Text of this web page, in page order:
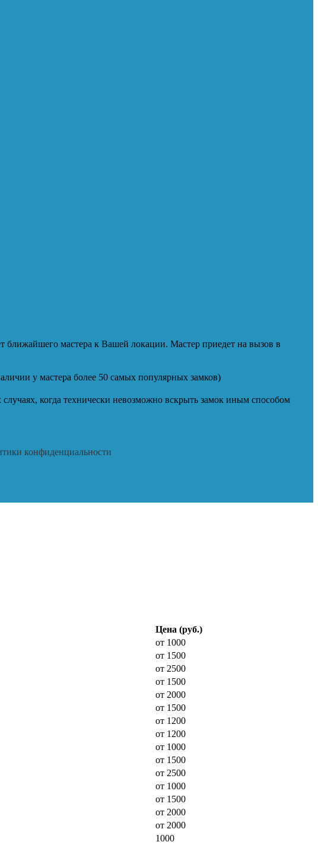
ближайшего мастера к Вашей локации. Мастер приедет на вызов в
у мастера более 50 самых популярных замков)
когда технически невозможно вскрыть замок иным способом
конфиденциальности
Цена (руб.)
от 1000
от 1500
от 2500
от 1500
от 2000
от 1500
от 1200
от 1200
от 1000
от 1500
от 2500
от 1000
от 1500
от 2000
от 2000
1000